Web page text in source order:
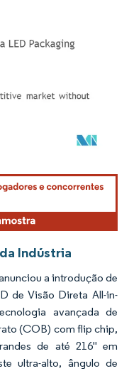
conforme CC BY 4.0.
Indústria
a introdução de
de Visão Direta All-in-
avançada de
(COB) com flip chip,
de até 216" em
ultra-alto, ângulo de